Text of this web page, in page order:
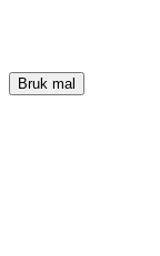
Bruk mal